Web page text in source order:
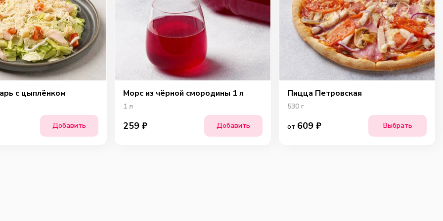
с цыплёнком
Добавить
Морс из чёрной смородины 1 л
1 л
259 ₽ Добавить
Пицца Петровская
530 г
от 609 ₽ Выбрать